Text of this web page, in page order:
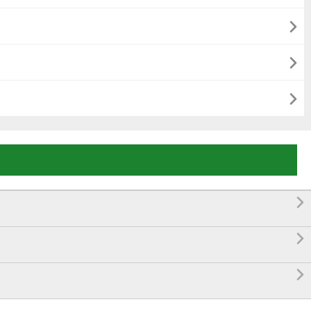





